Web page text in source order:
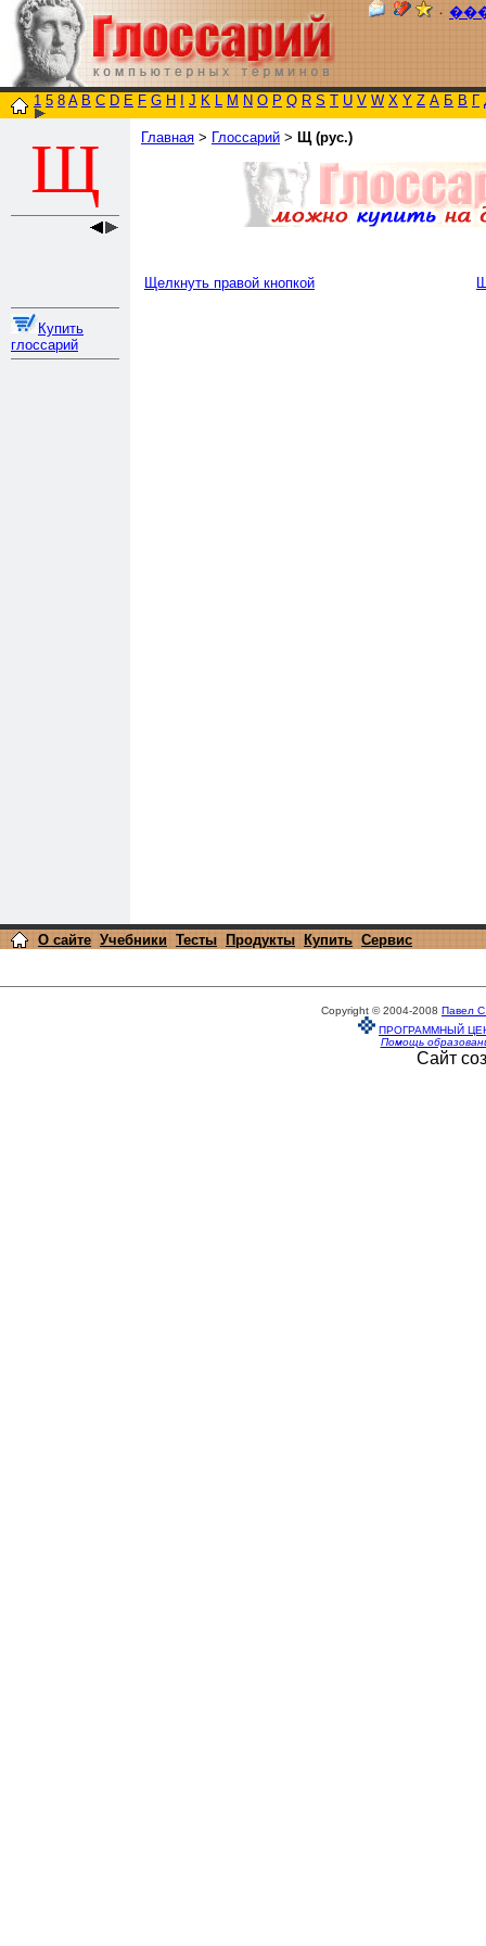
٠
1 5 8 A B C D E F G H J K L M N O P Q R S T U V W X Y Z А Б В Г
Щ
Купить
глоссарий
Главная > Глоссарий > Щ (рус.)
Щелкнуть правой кнопкой
О сайте Учебники Тесты Продукты Купить Сервис
Copyright © 2004-2008 Павел
ПРОГРАММНЫЙ
Помощь
Сайт